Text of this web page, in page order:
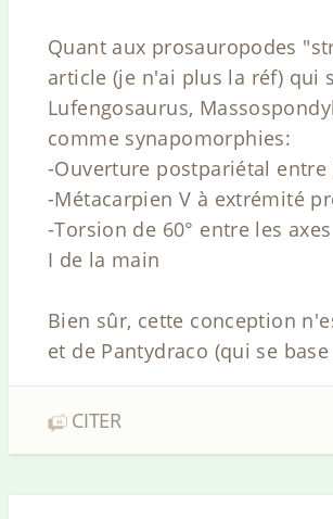
Quant aux prosauropodes
article (je n'ai plus la réf) qui
Lufengosaurus,
comme synapomorphies:
-Ouverture postpariétal
-Métacarpien V à extrémité
-Torsion de 60° entre les
I de la main
Bien sûr, cette conception
et de Pantydraco (qui se
CITER